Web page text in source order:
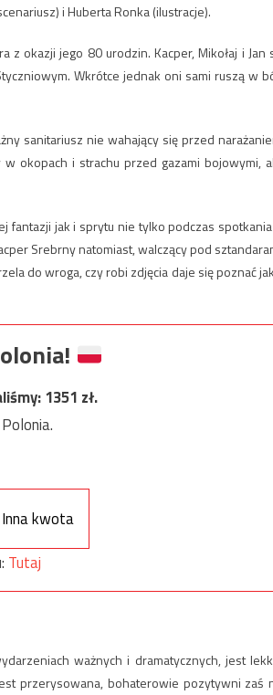
i Huberta Ronka (ilustracje).
okazji jego 80 urodzin. Kacper, Mikołaj i Jan
Wkrótce jednak oni sami ruszą w
sanitariusz nie wahający się przed
w okopach i strachu przed gazami bojowymi,
fantazji jak i sprytu nie tylko podczas
Srebrny natomiast, walczący pod
do wroga, czy robi zdjęcia daje się poznać
1351 zł.
Inna kwota
Tutaj
ważnych i dramatycznych, jest
przerysowana, bohaterowie pozytywni zaś